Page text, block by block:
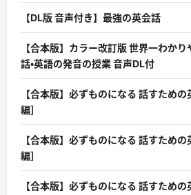
【DL版 音声付き】最強の英会話
【合本版】カラー改訂版 世界一わかり
話・英語の発音の授業 音声DL付
【合本版】必ずものになる 話すための
編］
【合本版】必ずものになる 話すための
編］
【合本版】必ずものになる 話すための